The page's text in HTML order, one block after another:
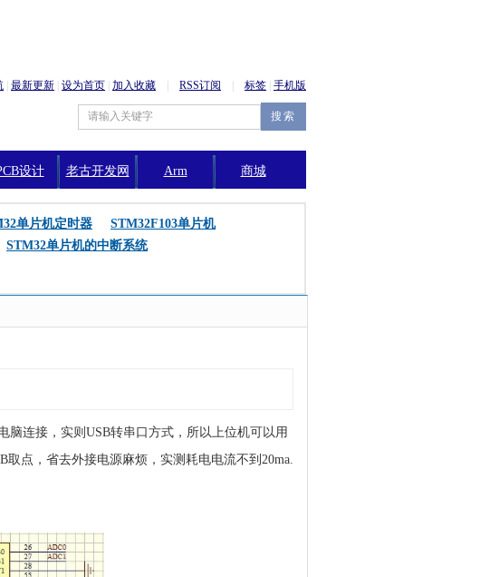
最新更新 设为首页 加入收藏 RSS订阅 标签 手机版
设计 老古开发网 Arm 商城
单片机定时器
STM32F103单片机
STM32单片机的中断系统
脑连接，实则USB转串口方式，所以上位机可以用
点，省去外接电源麻烦，实测耗电电流不到20ma.